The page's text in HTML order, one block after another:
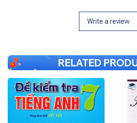
Write a review
RELATED